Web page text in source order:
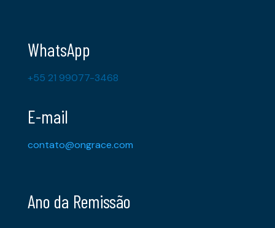
WhatsApp
+55 21 99077-3468
E-mail
contato@ongrace.com
Ano da Remissão